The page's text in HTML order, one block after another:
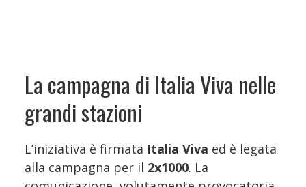
La campagna di Italia Viva nelle
grandi stazioni
L’iniziativa è firmata Italia Viva ed è legata
alla campagna per il 2x1000. La